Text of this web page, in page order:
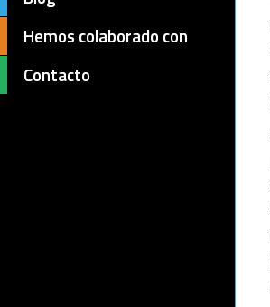
Hemos colaborado con
Contacto